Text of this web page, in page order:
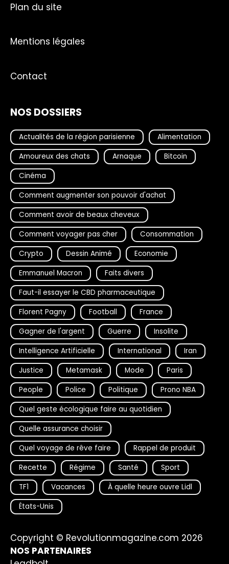
Plan du site
Mentions légales
Contact
NOS DOSSIERS
Actualités de la région parisienne
Alimentation
Amoureux des chats
Arnaque
Bitcoin
Cinéma
Comment augmenter son pouvoir d'achat
Comment avoir de beaux cheveux
Comment voyager pas cher
Consommation
Crypto
Dessin Animé
Economie
Emmanuel Macron
Faits divers
Faut-il essayer le CBD pharmaceutique
Florent Pagny
Football
France
Gagner de l'argent
Guerre
Insolite
Intelligence Artificielle
International
Iran
Justice
Metamask Mode
Paris
People
Police Politique
Prono NBA
Quel geste écologique faire au quotidien
Quelle assurance choisir
Quel voyage de rêve faire
Rappel de produit
Recette
Régime Santé
Sport
TF1
Vacances
À quelle heure ouvre Lidl
États-Unis
Copyright © Revolutionmagazine.com 2026
NOS PARTENAIRES